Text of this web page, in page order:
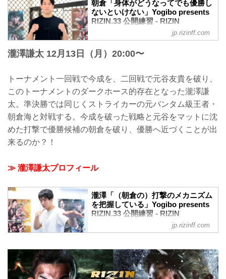
朝倉「身体がどうなってでも優勝し
ないといけない」Yogibo presents
RIZIN.33 公開練習 - RIZIN
FIGHTING FEDERATION オフィシ
ャルサイト
2021年12月16日（木）、Yogibo presents
RIZINバンタム級元王者にして今回のグラ
ンプリ優勝候補筆頭の朝倉海。準決勝の
対戦相手は、二回戦で下馬評を覆し元谷
に勝利した瀧澤謙太に決定した。今回の
トーナメントのダークホースと言われる
瀧澤にどの様な闘い方で挑むのか。
2021年12月16日（木）朝倉海 公開練習6
jp.rizinff.com
瀧澤謙太 12月13日（月）20:00〜
トーナメント一回戦で今成を、二回戦で元谷友貴を破り、
このトーナメントのダークホース的存在となった瀧澤謙
太。準決勝では同じくストライカーの元バンタム級王者・
朝倉海と対戦する。今成を破った戦略と元谷をマットに沈
めた打撃で優勝候補の朝倉を破り、優勝へ近づくことが出
来るのか？！
≫ 瀧澤謙太プロフィール
瀧澤「（朝倉の）打撃のメカニズム
を把握している」Yogibo presents
RIZIN.33 公開練習 - RIZIN
FIGHTING FEDERATION オフィシ
ャルサイト
RIZIN.33へ出場する瀧澤謙太が都内で練
習を公開した。
トーナメント一回戦で今成を、二回戦で
jp.rizinff.com